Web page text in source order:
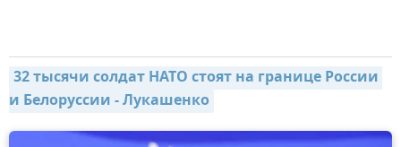
32 тысячи солдат НАТО стоят на границе России
и Белоруссии - Лукашенко